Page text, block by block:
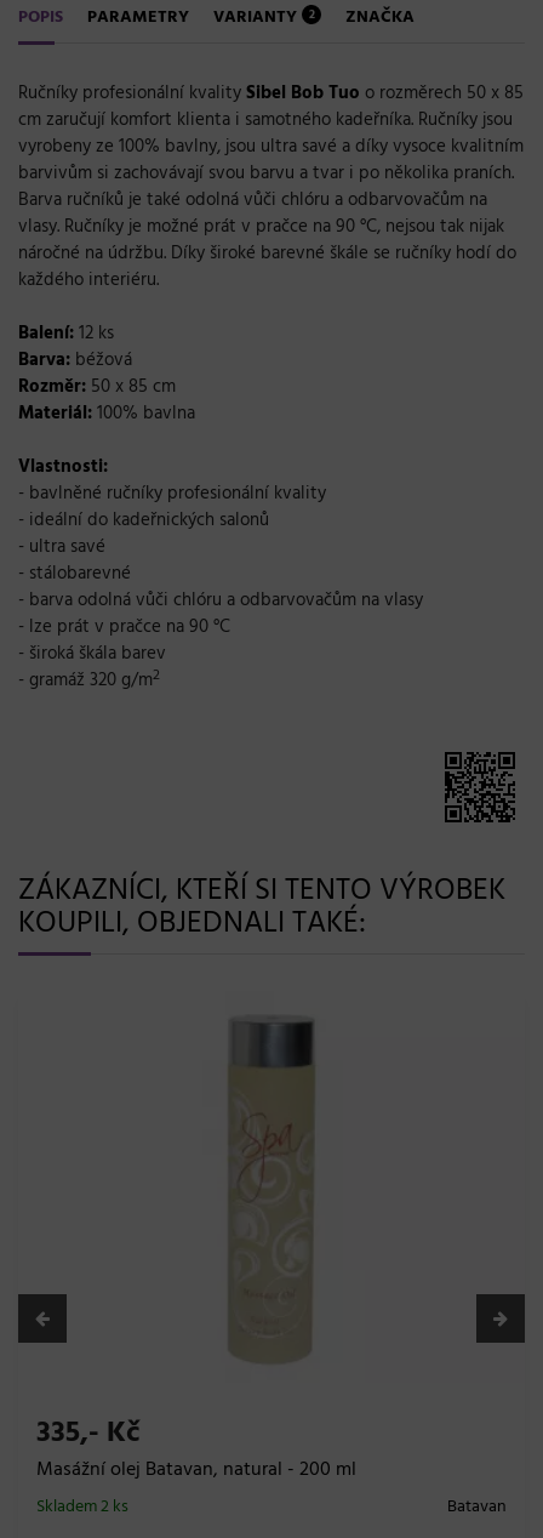
POPIS PARAMETRY VARIANTY 2 ZNAČKA
Ručníky profesionální kvalitySibel Bob Tuo o rozměrech 50 x 85
cm zaručují komfort klienta i samotného kadeřníka. Ručníky jsou
vyrobeny ze 100% bavlny, jsou ultra savé a díky vysoce kvalitním
barvivům si zachovávají svou barvu a tvar i po několika praních.
Barva ručníků je také odolná vůči chlóru a odbarvovačům na
vlasy. Ručníky je možné prát v pračce na 90 °C, nejsou tak nijak
náročné na údržbu. Díky široké barevné škále se ručníky hodí do
každého interiéru.
Balení:12 ks
Barva: béžová
Rozměr: 50 x 85 cm
Materiál:100% bavlna
Vlastnosti:
- bavlněné ručníky profesionální kvality
- ideální do kadeřnických salonů
- ultra savé
- stálobarevné
- barva odolná vůči chlóru a odbarvovačům na vlasy
- lze prát v pračce na 90 °C
- široká škála barev
- gramáž 320 g/m2
ZÁKAZNÍCI, KTEŘÍ SI TENTO VÝROBEK
KOUPILI, OBJEDNALI TAKÉ:
335,- Kč
Masážní olej Batavan, natural - 200 ml
Batavan
Skladem 2 ks